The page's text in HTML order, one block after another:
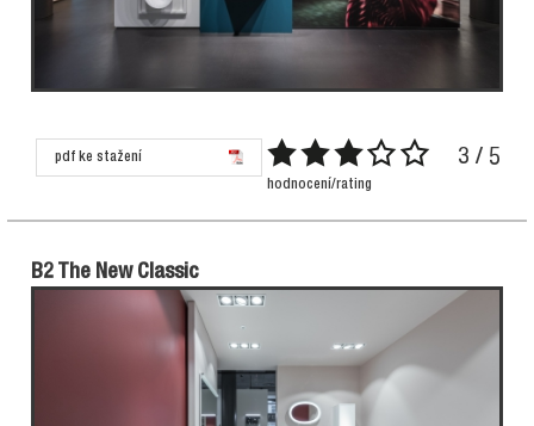
pdf ke stažení 3 / 5
hodnocení/rating
B2 The New Classic